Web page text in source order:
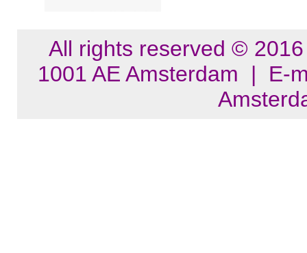
All rights reserved ©
1001 AE Amsterdam | E-